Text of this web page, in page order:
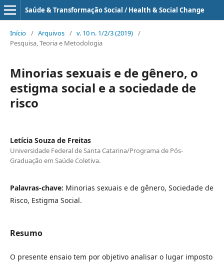
Saúde & Transformação Social / Health & Social Change
Início / Arquivos / v. 10 n. 1/2/3 (2019) /
Pesquisa, Teoria e Metodologia
Minorias sexuais e de gênero, o
estigma social e a sociedade de
risco
Letícia Souza de Freitas
Universidade Federal de Santa Catarina/Programa de Pós-
Graduação em Saúde Coletiva.
Palavras-chave: Minorias sexuais e de gênero, Sociedade de
Risco, Estigma Social.
Resumo
O presente ensaio tem por objetivo analisar o lugar imposto